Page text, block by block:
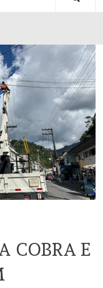
COBRA E